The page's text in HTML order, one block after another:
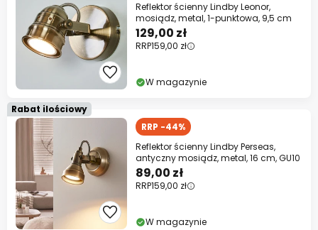
Reflektor ścienny Lindby Leonor,
mosiądz, metal, 1-punktowa, 9,5 cm
129,00 zł
RRP159,00 zł
W magazynie
Rabat ilościowy
RRP -44%
Reflektor ścienny Lindby Perseas,
antyczny mosiądz, metal, 16 cm, GU10
89,00 zł
RRP159,00 zł
W magazynie